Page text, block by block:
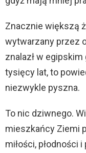
Znacznie większą
wytwarzany przez
znalazł w
tysięcy lat, to
niezwykle pyszna.
To nic dziwnego.
mieszkańcy Ziemi
miłości, płodności